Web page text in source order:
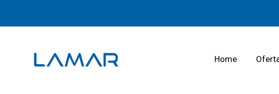
Home